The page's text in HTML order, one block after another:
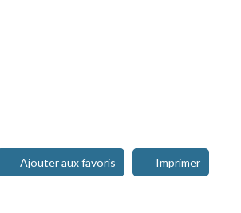
Ajouter aux favoris Imprimer